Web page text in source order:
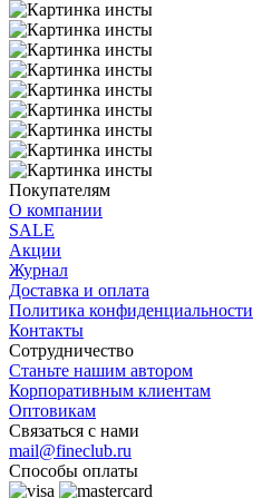
Покупателям
О компании
SALE
Акции
Журнал
Доставка и оплата
Политика конфиденциальности
Контакты
Сотрудничество
Станьте нашим автором
Корпоративным клиентам
Оптовикам
Связаться с нами
mail@fineclub.ru
Способы оплаты